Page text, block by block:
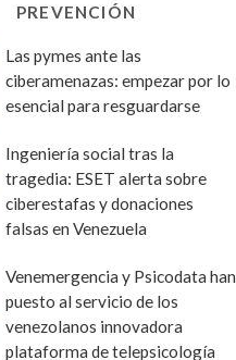
PREVENCIÓN
Las pymes ante las
ciberamenazas: empezar por lo
esencial para resguardarse
Ingeniería social tras la
tragedia: ESET alerta sobre
ciberestafas y donaciones
falsas en Venezuela
Venemergencia y Psicodata han
puesto al servicio de los
venezolanos innovadora
plataforma de telepsicología